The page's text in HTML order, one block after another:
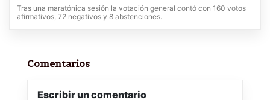
Tras una maratónica sesión la votación general contó con 160 votos
afirmativos, 72 negativos y 8 abstenciones.
Comentarios
Escribir un comentario